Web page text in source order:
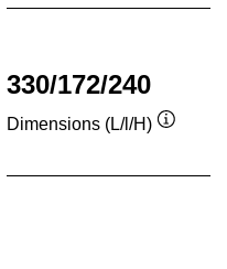
330/172/240
Dimensions (L/l/H)